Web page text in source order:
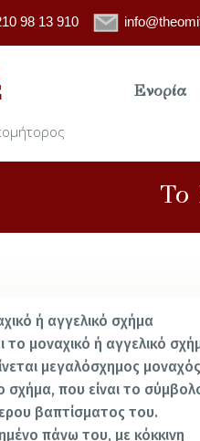
98 13 910
Ενορία
Το
ή αγγελικό σχήμα
το μοναχικό ή αγγελικό
μεγαλόσχημος
σχήμα, που είναι το
βαπτίσματος του.
πάνω του, με κόκκινη